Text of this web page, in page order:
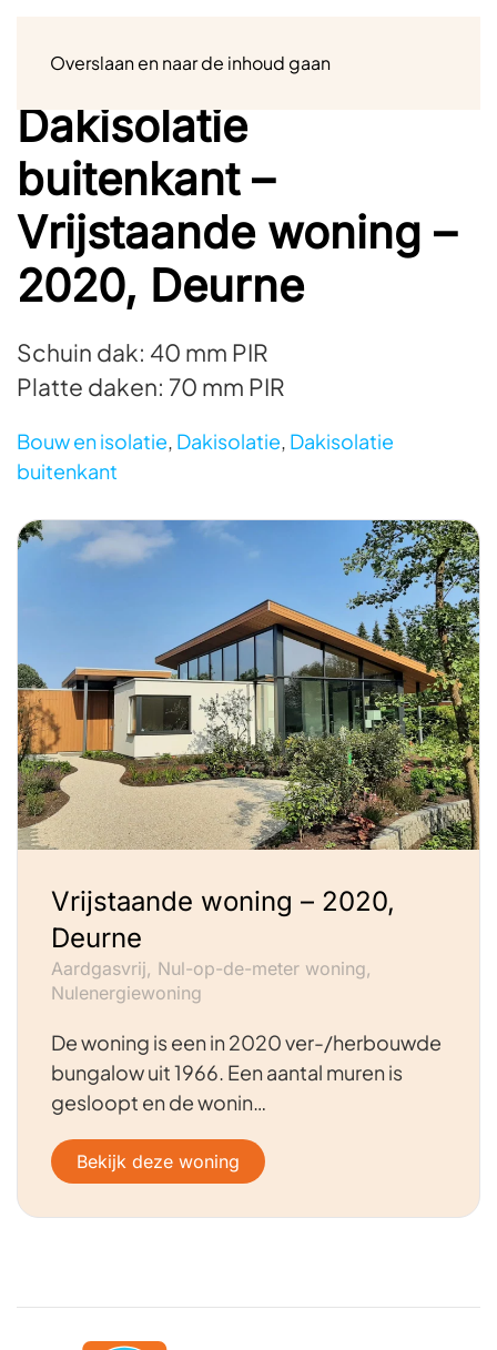
Overslaan en naar de inhoud gaan
Dakisolatie
buitenkant –
Vrijstaande woning –
2020, Deurne
Schuin dak: 40 mm PIR
Platte daken: 70 mm PIR
Bouw en isolatie, Dakisolatie, Dakisolatie
buitenkant
Vrijstaande woning – 2020,
Deurne
Aardgasvrij, Nul-op-de-meter woning,
Nulenergiewoning
De woning is een in 2020 ver-/herbouwde
bungalow uit 1966. Een aantal muren is
gesloopt en de wonin…
Bekijk deze woning